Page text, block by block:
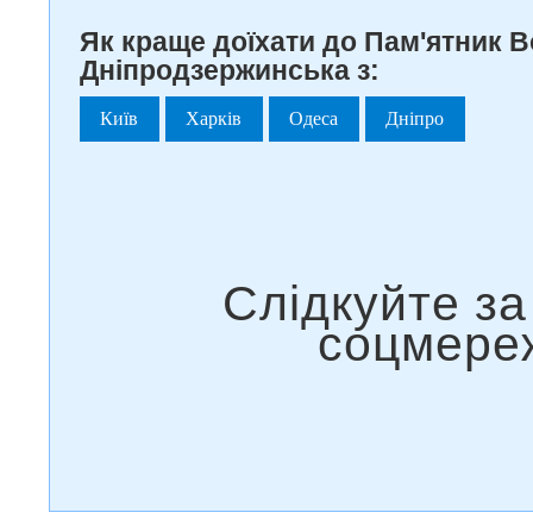
Як краще доїхати до Пам'ятник
Дніпродзержинська з:
Київ Харків Одеса Дніпро